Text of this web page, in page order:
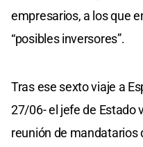
empresarios, a los que
“posibles inversores”.
Tras ese sexto viaje a
27/06- el jefe de Estado
reunión de mandatarios